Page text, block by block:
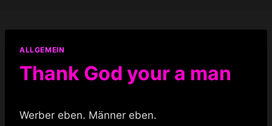
ALLGEMEIN
Thank God your a man
Werber eben. Männer eben.